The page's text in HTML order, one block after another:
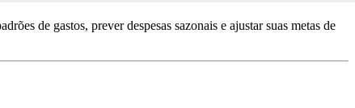
de gastos, prever despesas sazonais e ajustar suas metas de